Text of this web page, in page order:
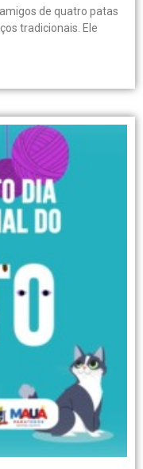
de quatro patas
tradicionais. Ele